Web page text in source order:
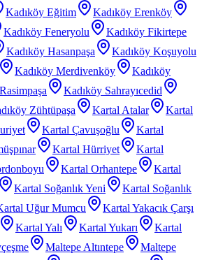
Kadıköy Eğitim
Kadıköy Erenköy
Kadıköy Feneryolu
Kadıköy Fikirtepe
Kadıköy Hasanpaşa
Kadıköy Koşuyolu
Kadıköy Merdivenköy
Kadıköy
Kadıköy Sahrayıcedid
Zühtüpaşa Kartal Atalar
Kartal
Kartal Çavuşoğlu
Kartal
Kartal Hürriyet
Kartal
Kartal Orhantepe
Kartal
Kartal Soğanlık Yeni
Kartal Soğanlık
Uğur Mumcu
Kartal Yakacık Çarşı
Kartal Yalı Kartal Yukarı
Kartal
Maltepe Altıntepe
Maltepe